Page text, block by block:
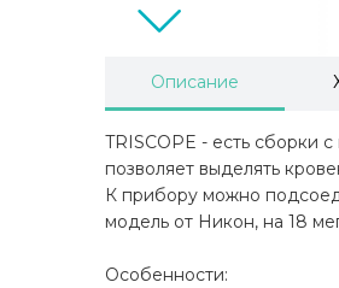
Описание
TRISCOPE - есть сборки
позволяет выделять
К прибору можно
модель от Никон, на 18
Особенности: